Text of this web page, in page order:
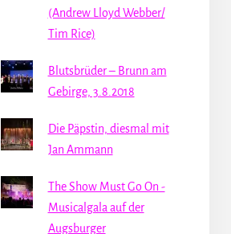
(Andrew Lloyd Webber/
Tim Rice)
Blutsbrüder – Brunn am
Gebirge, 3.8.2018
Die Päpstin, diesmal mit
Jan Ammann
The Show Must Go On -
Musicalgala auf der
Augsburger